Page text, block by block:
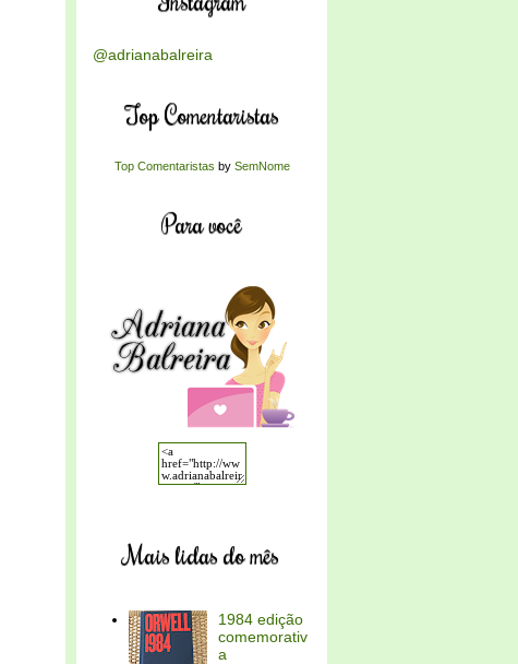
@adrianabalreira
Top Comentaristas
Top Comentaristas by SemNome
Para você
Mais lidas do mês
1984 edição
comemorativ
a